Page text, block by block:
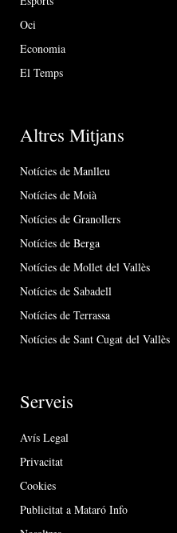
Oci
Economia
El Temps
Altres Mitjans
Notícies de Manlleu
Notícies de Moià
Notícies de Granollers
Notícies de Berga
Notícies de Mollet del Vallès
Notícies de Sabadell
Notícies de Terrassa
Notícies de Sant Cugat del Vallès
Serveis
Avís Legal
Privacitat
Cookies
Publicitat a Mataró Info